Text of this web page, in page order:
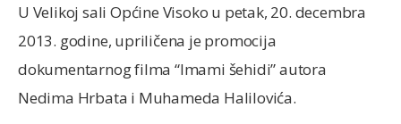
U Velikoj sali Općine Visoko u petak, 20. decembra
2013. godine, upriličena je promocija
dokumentarnog filma “Imami šehidi” autora
Nedima Hrbata i Muhameda Halilovića.